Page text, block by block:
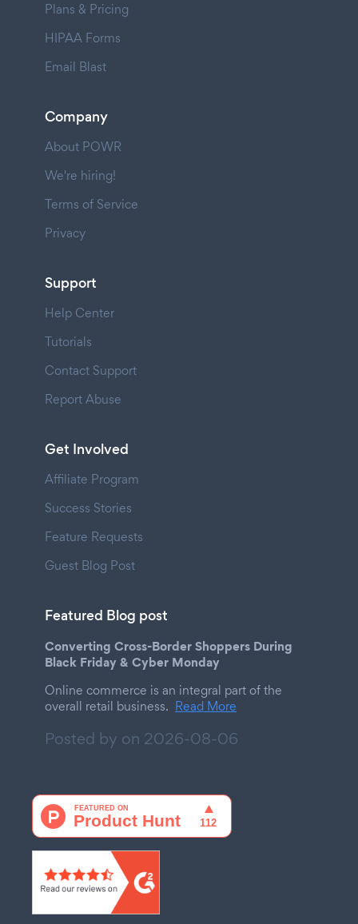
Plans & Pricing
HIPAA Forms
Email Blast
Company
About POWR
We're hiring!
Terms of Service
Privacy
Support
Help Center
Tutorials
Contact Support
Report Abuse
Get Involved
Affiliate Program
Success Stories
Feature Requests
Guest Blog Post
Featured Blog post
Converting Cross-Border Shoppers During
Black Friday & Cyber Monday
Online commerce is an integral part of the
overall retail business. Read More
Posted by on 2026-08-06